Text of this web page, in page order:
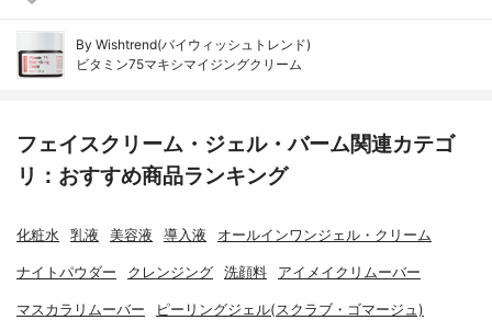
By Wishtrend(バイウィッシュトレンド)
ビタミン75マキシマイジングクリーム
フェイスクリーム・ジェル・バーム関連カテゴ
リ：おすすめ商品ランキング
化粧水 乳液 美容液 導入液 オールインワンジェル・クリーム
ナイトパウダー クレンジング 洗顔料 アイメイクリムーバー
マスカラリムーバー ピーリングジェル(スクラブ・ゴマージュ)